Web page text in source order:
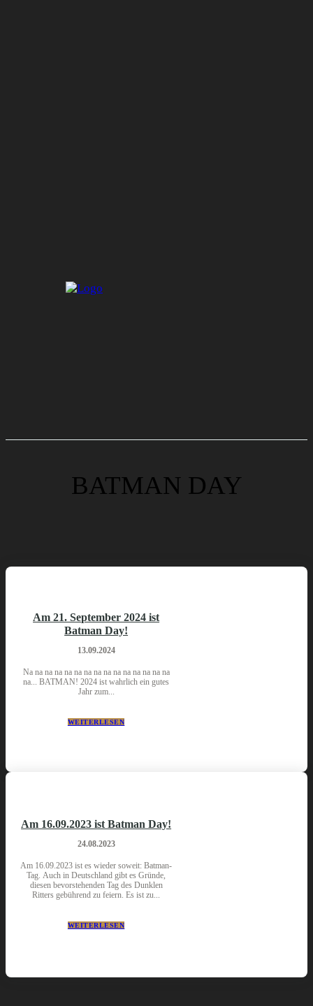
BATMAN DAY
Am 21. September 2024 ist
Batman Day!
13.09.2024
Na na na na na na na na na na na na na na na
na... BATMAN! 2024 ist wahrlich ein gutes
Jahr zum...
WEITERLESEN
Am 16.09.2023 ist Batman Day!
24.08.2023
Am 16.09.2023 ist es wieder soweit: Batman-
Tag. Auch in Deutschland gibt es Gründe,
diesen bevorstehenden Tag des Dunklen
Ritters gebührend zu feiern. Es ist zu...
WEITERLESEN